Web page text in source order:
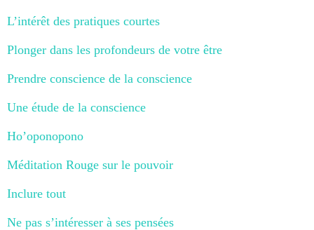
L’intérêt des pratiques courtes
Plonger dans les profondeurs de votre être
Prendre conscience de la conscience
Une étude de la conscience
Ho’oponopono
Méditation Rouge sur le pouvoir
Inclure tout
Ne pas s’intéresser à ses pensées